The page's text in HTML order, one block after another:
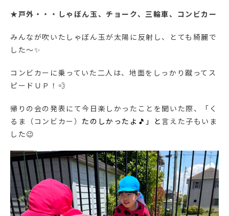
★ 戸外・・・しゃぼん玉、チョーク、三輪車、コンビカー
みんなが吹いたしゃぼん玉が太陽に反射し、とても綺麗で
した～✨
コンビカーに乗っていた二人は、地面をしっかり蹴ってス
ピードＵＰ！💨
帰りの会の発表にて今日楽しかったことを聞いた際、「く
るま（コンビカー） たのしかったよ🎵」と 言えた子もいま
した😉